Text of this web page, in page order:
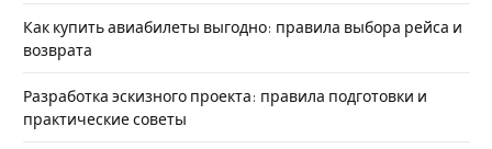
Как купить авиабилеты выгодно: правила выбора рейса и
возврата
Разработка эскизного проекта: правила подготовки и
практические советы